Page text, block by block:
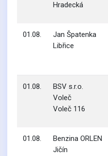
Hradecká
01.08.
Jan Špatenka
Libřice
01.08.
BSV s.r.o.
Voleč
Voleč 116
01.08.
Benzina ORLEN
Jičín